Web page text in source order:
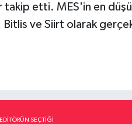
takip etti. MES'in en
Bitlis ve Siirt olarak
EDITÖRÜN SEÇTIĞI